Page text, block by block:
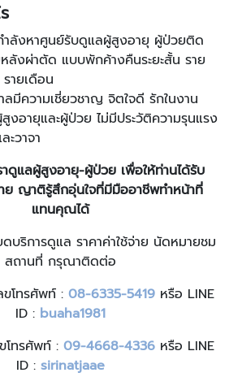
ำลังหาศูนย์รับดูแลผู้สูงอายุ ผู้ป่วยติด
ลังผ่าตัด แบบพักค้างคืนระยะสั้น ราย
รายเดือน
มีความเชี่ยวชาญ จิตใจดี รักในงาน
งอายุและผู้ป่วย ไม่มีประวัติความรุนแรง
ะวาจา
าดูแลผู้สูงอายุ-ผู้ป่วย เพื่อให้ท่านได้รับ
ย ญาติรู้สึกอุ่นใจที่มีมืออาชีพทำหน้าที่
แทนคุณได้
บริการดูแล ราคาค่าใช้จ่าย นัดหมายชม
สถานที่ กรุณาติดต่อ
โทรศัพท์ : 08-6335-5419 หรือ LINE
ID : buaha1981
โทรศัพท์ : 09-4668-4336 หรือ LINE
ID : sirinatjaae